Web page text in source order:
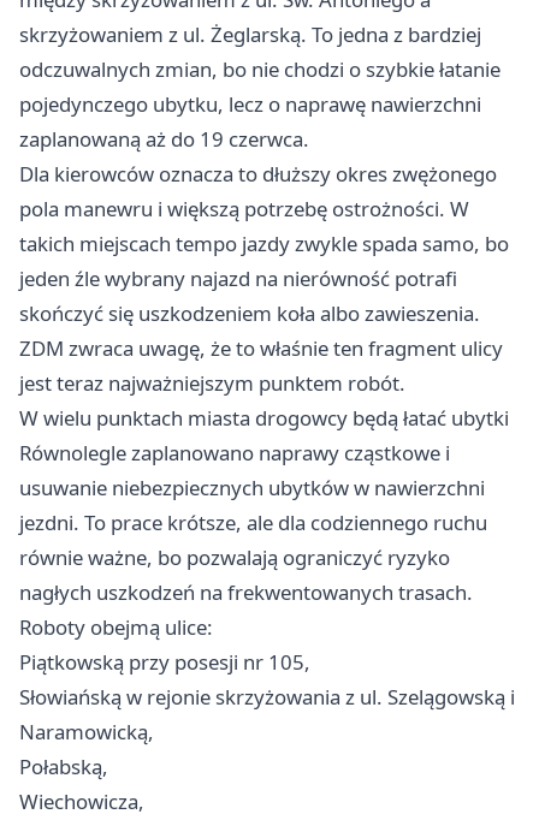
skrzyżowaniem z ul. Żeglarską. To jedna z bardziej
odczuwalnych zmian, bo nie chodzi o szybkie łatanie
pojedynczego ubytku, lecz o naprawę nawierzchni
zaplanowaną aż do 19 czerwca.
Dla kierowców oznacza to dłuższy okres zwężonego
pola manewru i większą potrzebę ostrożności. W
takich miejscach tempo jazdy zwykle spada samo, bo
jeden źle wybrany najazd na nierówność potrafi
skończyć się uszkodzeniem koła albo zawieszenia.
ZDM zwraca uwagę, że to właśnie ten fragment ulicy
jest teraz najważniejszym punktem robót.
W wielu punktach miasta drogowcy będą łatać ubytki
Równolegle zaplanowano naprawy cząstkowe i
usuwanie niebezpiecznych ubytków w nawierzchni
jezdni. To prace krótsze, ale dla codziennego ruchu
równie ważne, bo pozwalają ograniczyć ryzyko
nagłych uszkodzeń na frekwentowanych trasach.
Roboty obejmą ulice:
Piątkowską przy posesji nr 105,
Słowiańską w rejonie skrzyżowania z ul. Szelągowską i
Naramowicką,
Połabską,
Wiechowicza,